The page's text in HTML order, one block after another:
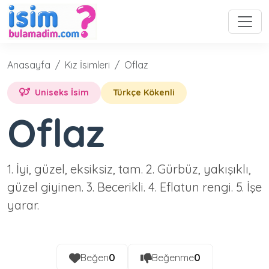
Anasayfa Kız İsimleri Oflaz
Uniseks İsim Türkçe Kökenli
Oflaz
1. İyi, güzel, eksiksiz, tam. 2. Gürbüz, yakışıklı,
güzel giyinen. 3. Becerikli. 4. Eflatun rengi. 5. İşe
yarar.
Beğen0 Beğenme0